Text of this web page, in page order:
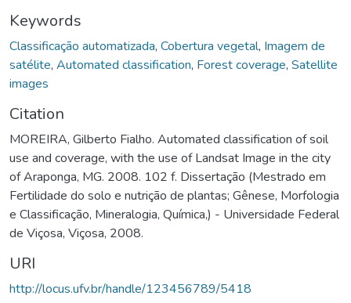
Keywords
Classificação automatizada, Cobertura vegetal, Imagem de
satélite, Automated classification, Forest coverage, Satellite
images
Citation
MOREIRA, Gilberto Fialho. Automated classification of soil
use and coverage, with the use of Landsat Image in the city
of Araponga, MG. 2008. 102 f. Dissertação (Mestrado em
Fertilidade do solo e nutrição de plantas; Gênese, Morfologia
e Classificação, Mineralogia, Química,) - Universidade Federal
de Viçosa, Viçosa, 2008.
URI
http://locus.ufv.br/handle/123456789/5418